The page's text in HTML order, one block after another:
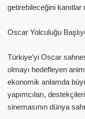
getirebileceğini kanıtlar
Oscar Yolculuğu
Türkiye’yi Oscar
olmayı hedefleyen
ekonomik anlamda
yapımcıları,
sinemasının dünya